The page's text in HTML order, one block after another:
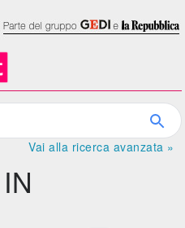
Vai alla ricerca avanzata »